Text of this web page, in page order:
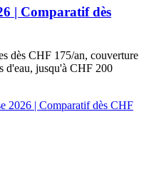
| Comparatif dès
dès CHF 175/an, couverture
d'eau, jusqu'à CHF 200
2026 | Comparatif dès CHF